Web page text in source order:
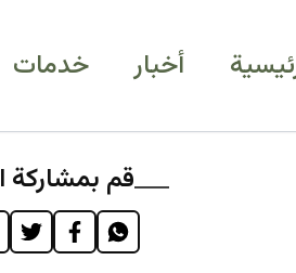
أخبار خدمات
قم بمشاركة